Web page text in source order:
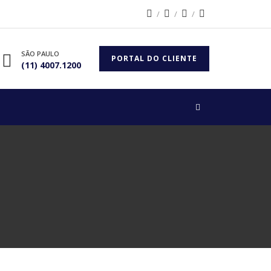
SÃO PAULO
(11) 4007.1200
PORTAL DO CLIENTE